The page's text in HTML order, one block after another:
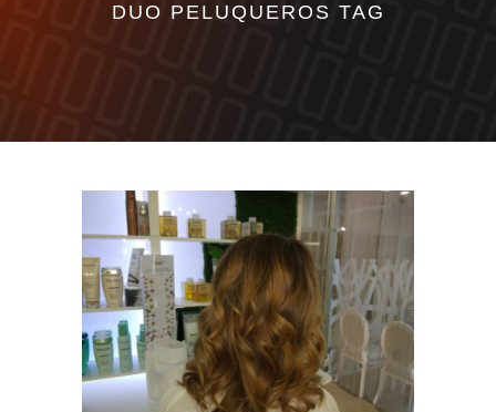
DUO PELUQUEROS TAG